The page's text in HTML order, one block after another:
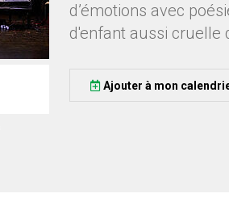
d’émotions avec
d'enfant aussi cruelle
Ajouter à mon